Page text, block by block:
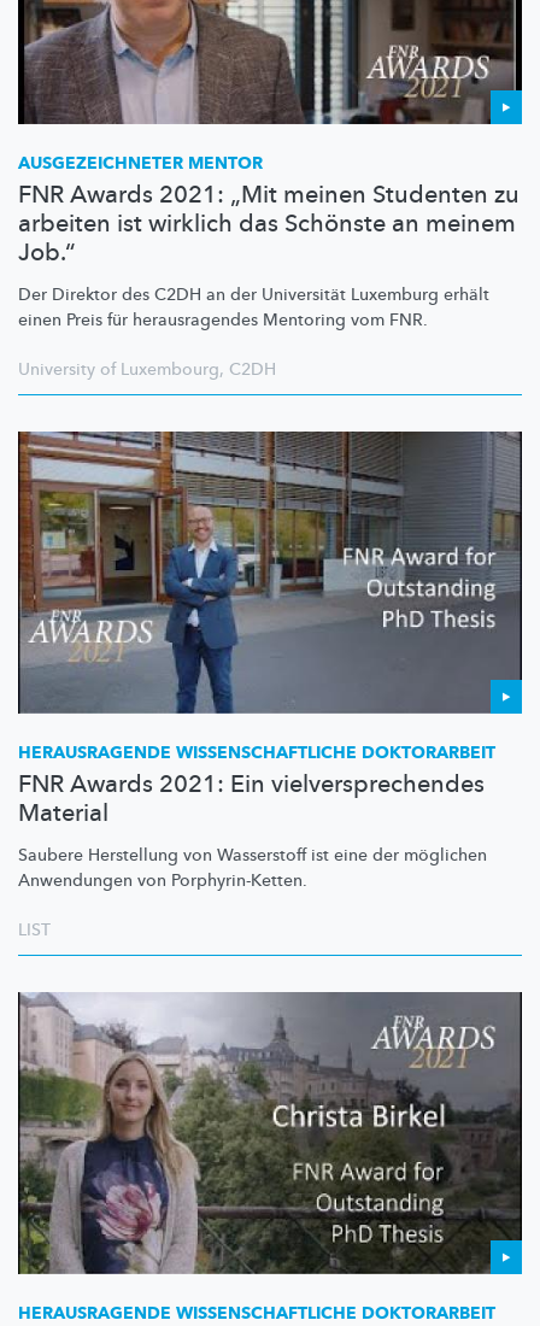
AUSGEZEICHNETER MENTOR
FNR Awards 2021: „Mit meinen Studenten zu
arbeiten ist wirklich das Schönste an meinem
Job.“
Der Direktor des C2DH an der Universität Luxemburg erhält
einen Preis für herausragendes Mentoring vom FNR.
University of Luxembourg, C2DH
HERAUSRAGENDE WISSENSCHAFTLICHE DOKTORARBEIT
FNR Awards 2021: Ein vielversprechendes
Material
Saubere Herstellung von Wasserstoff ist eine der möglichen
Anwendungen von Porphyrin-Ketten.
LIST
HERAUSRAGENDE WISSENSCHAFTLICHE DOKTORARBEIT